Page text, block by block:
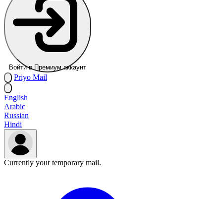
Войти в Премиум аккаунт
Priyo Mail
English
Arabic
Russian
Hindi
Currently your temporary mail.